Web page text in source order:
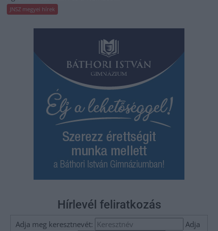
JNSZ megyei hírek
Hírlevél feliratkozás
Adja meg keresztnevét:
Adja